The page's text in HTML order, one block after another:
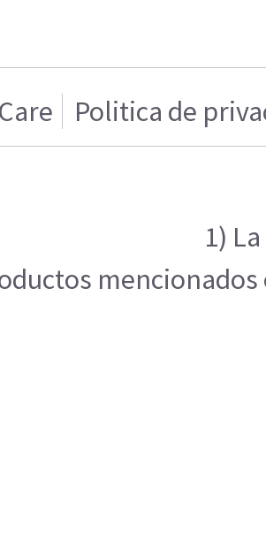
Politica de
1)